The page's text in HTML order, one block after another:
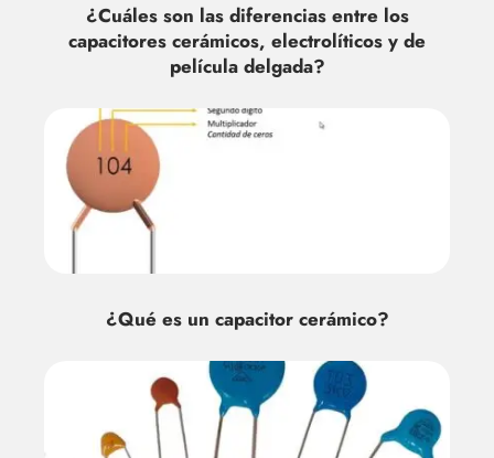
¿Cuáles son las diferencias entre los
capacitores cerámicos, electrolíticos y de
película delgada?
¿Qué es un capacitor cerámico?